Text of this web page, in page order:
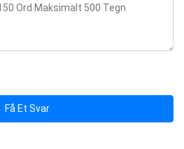
Få Et Svar